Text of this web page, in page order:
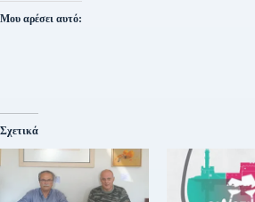
Μου αρέσει αυτό:
Σχετικά